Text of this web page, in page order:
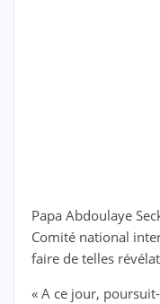
Papa Abdoulaye
Comité national
faire de telles
« A ce jour,